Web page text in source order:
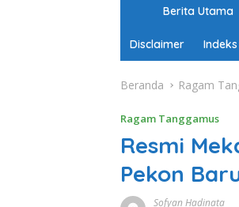
m
e
Berita Utama
Disclaimer Indeks
Beranda Ragam
Ragam Tanggamus
Resmi
Pekon
Sofyan Hadinata